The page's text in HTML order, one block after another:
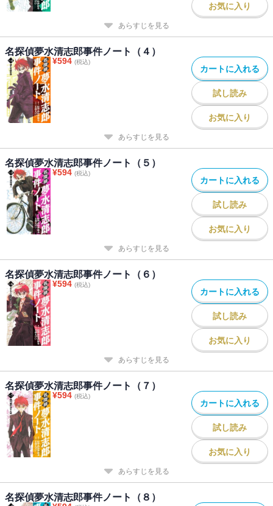
お気に入り
あらすじを見る
名探偵夢水清志郎事件ノート（４）
¥594 (税込)
カートに入れる
試し読み
お気に入り
あらすじを見る
名探偵夢水清志郎事件ノート（５）
¥594 (税込)
カートに入れる
試し読み
お気に入り
あらすじを見る
名探偵夢水清志郎事件ノート（６）
¥594 (税込)
カートに入れる
試し読み
お気に入り
あらすじを見る
名探偵夢水清志郎事件ノート（７）
¥594 (税込)
カートに入れる
試し読み
お気に入り
あらすじを見る
名探偵夢水清志郎事件ノート（８）